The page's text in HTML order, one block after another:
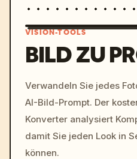
VISION-TOOLS
BILD ZU
Verwandeln Sie jedes
AI-Bild-Prompt. Der
Konverter analysiert
damit Sie jeden Look in
können.